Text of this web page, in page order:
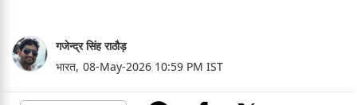
गजेन्द्र सिंह राठौड़
भारत, 08-May-2026 10:59 PM IST